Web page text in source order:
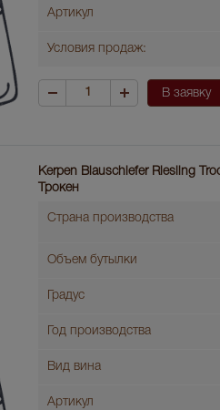
Артикул
Условия продаж:
В заявку
Kerpen Blauschiefer Riesling
Трокен
Страна производства
Объем бутылки
Градус
Год производства
Вид вина
Артикул